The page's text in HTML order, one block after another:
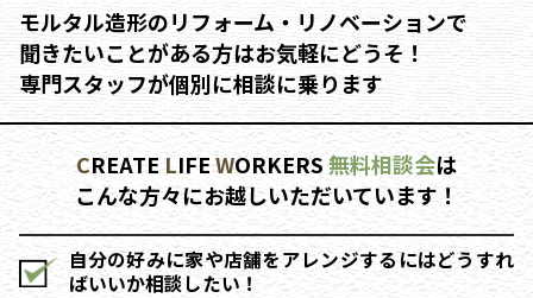
モルタル造形のリフォーム・リノベーションで
聞きたいことがある方はお気軽にどうそ！
専門スタッフが個別に相談に乗ります
CREATE LIFEWORKERS無料相談会は
こんな方々にお越しいただいています！
自分の好みに家や店舗をアレンジするにはどうすれ
ばいいか相談したい！